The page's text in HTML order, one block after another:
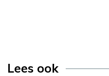
Lees ook